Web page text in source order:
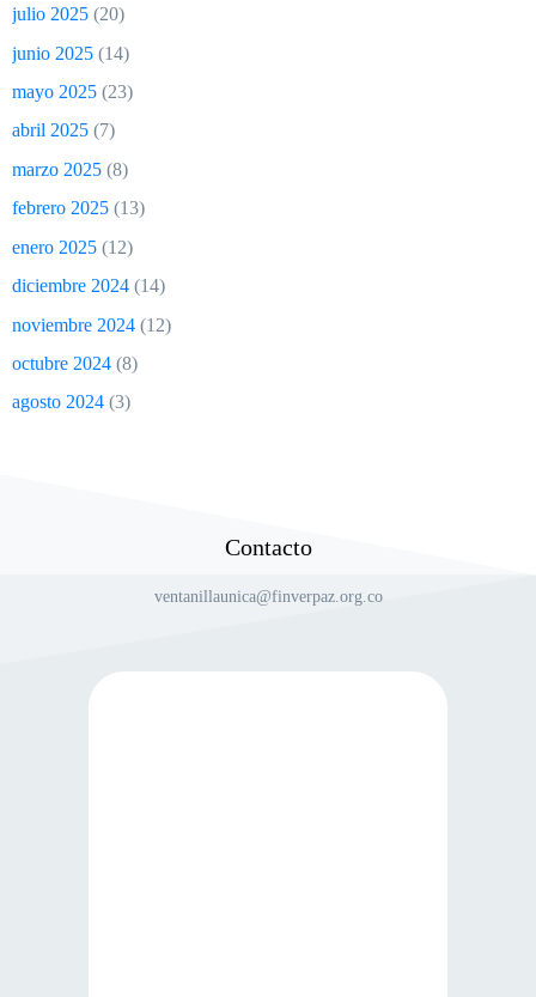
julio 2025 (20)
junio 2025 (14)
mayo 2025 (23)
abril 2025 (7)
marzo 2025 (8)
febrero 2025 (13)
enero 2025 (12)
diciembre 2024 (14)
noviembre 2024 (12)
octubre 2024 (8)
agosto 2024 (3)
Contacto
ventanillaunica@finverpaz.org.co